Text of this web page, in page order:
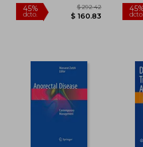
45% $ 248.67